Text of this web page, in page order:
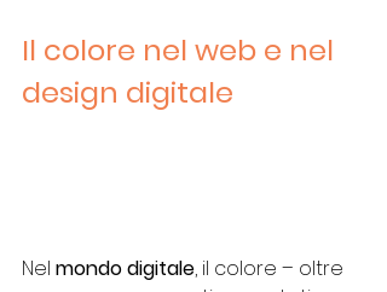
Il colore nel web e nel
design digitale
Nel mondo digitale, il colore – oltre